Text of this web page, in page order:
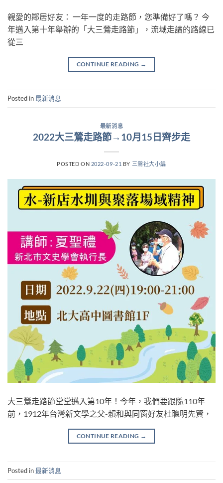
親愛的鄰居好友： 一年一度的走路節，您準備好了嗎？ 今
年邁入第十年舉辦的「大三鶯走路節」，流域走讀的路線已
從三
CONTINUE READING →
Posted in最新消息
最新消息
2022大三鶯走路節→10月15日齊步走
POSTED ON 2022-09-21 BY 三鶯社大小編
大三鶯走路節堂堂邁入第10年！今年，我們要跟隨110年
前，1912年台灣新文學之父-賴和與同窗好友杜聰明先賢，
CONTINUE READING →
Posted in最新消息